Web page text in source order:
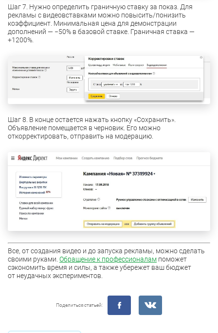
Шаг 7. Нужно определить граничную ставку за показ. Для
рекламы с видеовставками можно повысить/понизить
коэффициент. Минимальная цена для демонстрации
дополнений — −50% в базовой ставке. Граничная ставка —
+1200%.
Шаг 8. В конце остается нажать кнопку «Сохранить».
Объявление помещается в черновик. Его можно
откорректировать, отправить на модерацию.
Все, от создания видео и до запуска рекламы, можно сделать
своими руками. Обращение к профессионалам поможет
сэкономить время и силы, а также убережет ваш бюджет
от неудачных экспериментов.
Поделиться статьей: